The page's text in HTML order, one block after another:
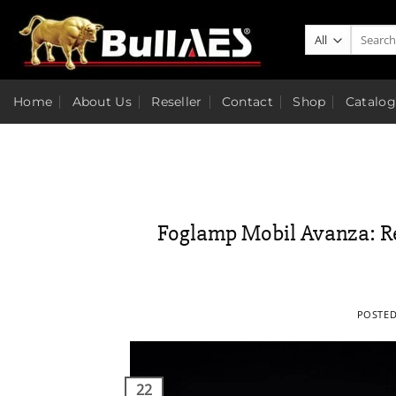
content
Search
Home About Us Reseller Contact Shop Catalog
Foglamp Mobil Avanza:
22